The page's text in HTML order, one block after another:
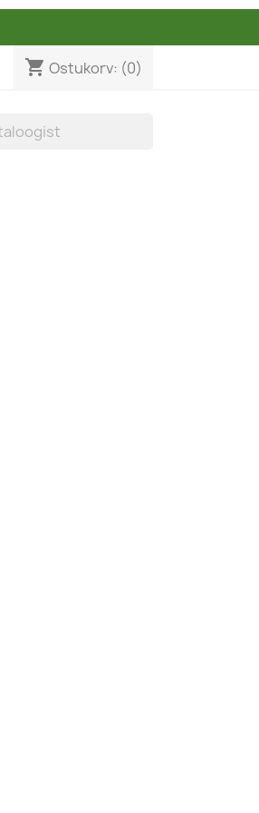
shopping_cart Ostukorv: (0)